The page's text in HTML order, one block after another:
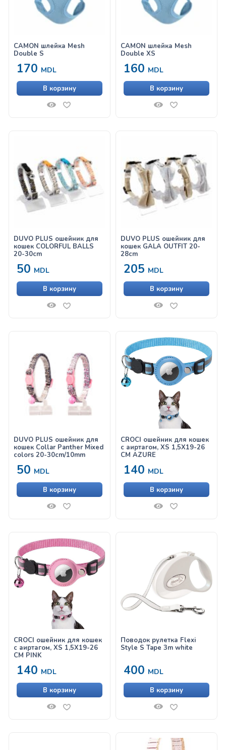
CAMON шлейка Mesh
Double S
170 MDL
В корзину
CAMON шлейка Mesh
Double XS
160 MDL
В корзину
DUVO PLUS ошейник для
кошек COLORFUL BALLS
20-30cm
50 MDL
В корзину
DUVO PLUS ошейник для
кошек GALA OUTFIT 20-
28cm
205 MDL
В корзину
DUVO PLUS ошейник для
кошек Collar Panther Mixed
colors 20-30cm/10mm
50 MDL
В корзину
CROCI ошейник для кошек
с аиртагом, XS 1,5X19-26
CM AZURE
140 MDL
В корзину
CROCI ошейник для кошек
с аиртагом, XS 1,5X19-26
CM PINK
140 MDL
В корзину
Поводок рулетка Flexi
Style S Tape 3m white
400 MDL
В корзину